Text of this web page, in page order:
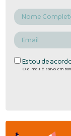
Estou de
O e-mail é salvo em